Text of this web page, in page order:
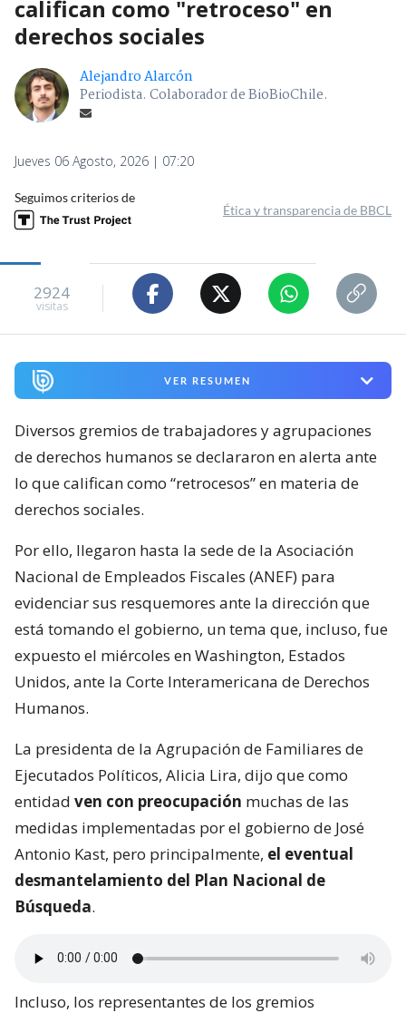
califican como "retroceso" en
derechos sociales
Alejandro Alarcón
Periodista. Colaborador de BioBioChile.
Jueves 06 Agosto, 2026 | 07:20
Seguimos criterios de
Ética y transparencia de BBCL
2924
visitas
VER RESUMEN
Diversos gremios de trabajadores y agrupaciones
de derechos humanos se declararon en alerta ante
lo que califican como “retrocesos” en materia de
derechos sociales.
Por ello, llegaron hasta la sede de la Asociación
Nacional de Empleados Fiscales (ANEF) para
evidenciar sus resquemores ante la dirección que
está tomando el gobierno, un tema que, incluso, fue
expuesto el miércoles en Washington, Estados
Unidos, ante la Corte Interamericana de Derechos
Humanos.
La presidenta de la Agrupación de Familiares de
Ejecutados Políticos, Alicia Lira, dijo que como
entidad ven con preocupación muchas de las
medidas implementadas por el gobierno de José
Antonio Kast, pero principalmente, el eventual
desmantelamiento del Plan Nacional de
Búsqueda.
Incluso, los representantes de los gremios